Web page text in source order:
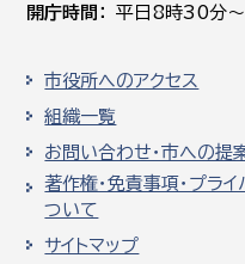
開庁時間
平日8時30分
市役所へのアクセス
組織一覧
お問い合わせ・市への提
著作権・免責事項・プライ
ついて
サイトマップ